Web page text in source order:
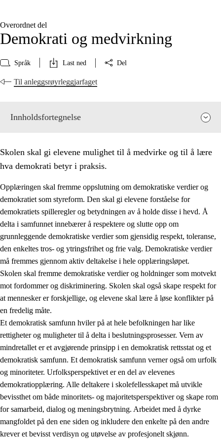
Overordnet del
Demokrati og medvirkning
Språk Last ned Del
Til anleggsrøyrleggjarfaget
Innholdsfortegnelse
1. Opplæringens verdigrunnlag
1.1 Menneskeverdet
1.2 Identitet og kulturelt mangfold
1.3 Kritisk tenkning og etisk bevissthet
1.4 Skaperglede, engasjement og utforskertrang
1.5 Respekt for naturen og miljøbevissthet
Skolen skal gi elevene mulighet til å medvirke og til å lære
hva demokrati betyr i praksis.
Opplæringen skal fremme oppslutning om demokratiske verdier og
demokratiet som styreform. Den skal gi elevene forståelse for
demokratiets spilleregler og betydningen av å holde disse i hevd. Å
delta i samfunnet innebærer å respektere og slutte opp om
grunnleggende demokratiske verdier som gjensidig respekt, toleranse,
den enkeltes tros- og ytringsfrihet og frie valg. Demokratiske verdier
må fremmes gjennom aktiv deltakelse i hele opplæringsløpet.
Skolen skal fremme demokratiske verdier og holdninger som motvekt
mot fordommer og diskriminering. Skolen skal også skape respekt for
at mennesker er forskjellige, og elevene skal lære å løse konflikter på
en fredelig måte.
Et demokratisk samfunn hviler på at hele befolkningen har like
rettigheter og muligheter til å delta i beslutningsprosesser. Vern av
mindretallet er et avgjørende prinsipp i en demokratisk rettsstat og et
demokratisk samfunn. Et demokratisk samfunn verner også om urfolk
og minoriteter. Urfolksperspektivet er en del av elevenes
demokratiopplæring. Alle deltakere i skolefellesskapet må utvikle
bevissthet om både minoritets- og majoritetsperspektiver og skape rom
for samarbeid, dialog og meningsbrytning. Arbeidet med å dyrke
mangfoldet på den ene siden og inkludere den enkelte på den andre
krever et bevisst verdisyn og utøvelse av profesjonelt skjønn.